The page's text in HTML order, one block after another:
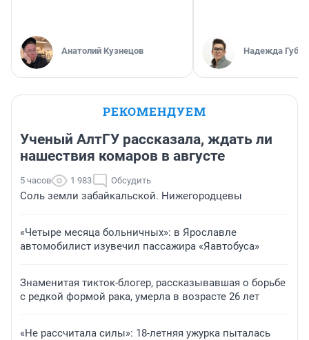
Анатолий Кузнецов Надежда
РЕКОМЕНДУЕМ
Ученый АлтГУ рассказала, ждать ли
нашествия комаров в августе
5 часов 1 983 Обсудить
Соль земли забайкальской. Нижегородцевы
«Четыре месяца больничных»: в Ярославле
автомобилист изувечил пассажира «Яавтобуса»
Знаменитая тикток-блогер, рассказывавшая о борьбе
с редкой формой рака, умерла в возрасте 26 лет
«Не рассчитала силы»: 18-летняя ужурка пыталась